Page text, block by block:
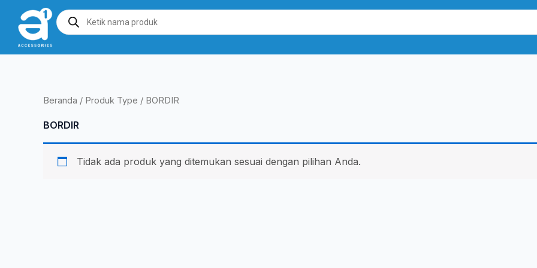
konten
Products
search
Beranda / Produk Type / BORDIR
BORDIR
Tidak ada produk yang ditemukan sesuai dengan pilihan Anda.